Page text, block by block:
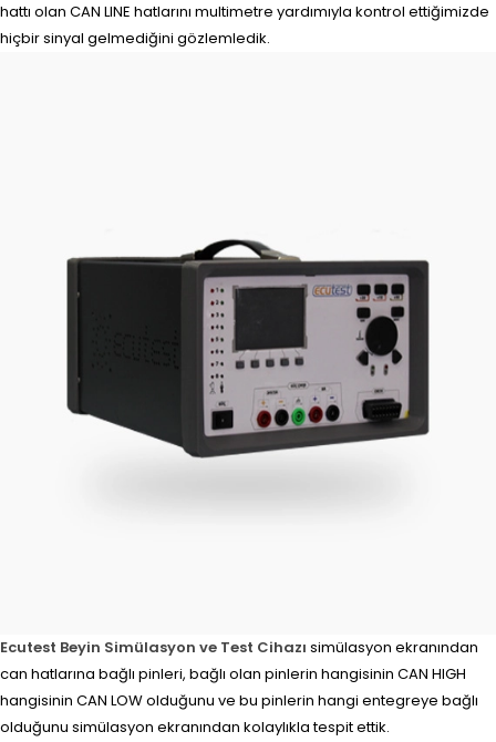
hattı olan CAN LINE hatlarını multimetre yardımıyla kontrol ettiğimizde
hiçbir sinyal gelmediğini gözlemledik.
Ecutest Beyin Simülasyon ve Test Cihazı simülasyon ekranından
can hatlarına bağlı pinleri, bağlı olan pinlerin hangisinin CAN HIGH
hangisinin CAN LOW olduğunu ve bu pinlerin hangi entegreye bağlı
olduğunu simülasyon ekranından kolaylıkla tespit ettik.